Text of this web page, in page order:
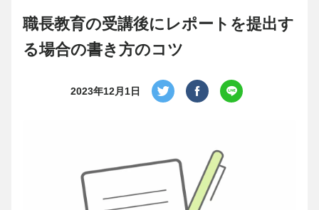
職長教育の受講後にレポートを提出す
る場合の書き方のコツ
2023年12月1日